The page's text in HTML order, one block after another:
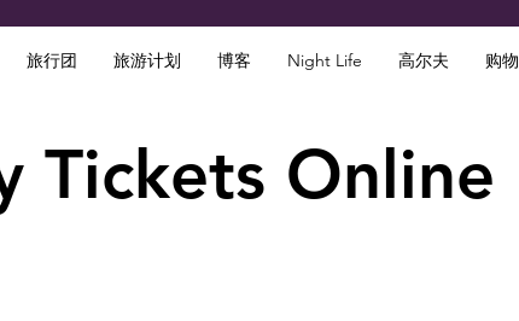
旅行团 旅游计划 博客 Night Life 高尔夫 购物
Tickets Online